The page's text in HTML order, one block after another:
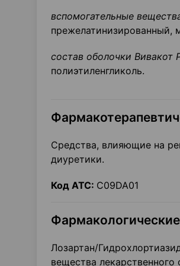
вспомогательные
прежелатинизированный,
состав оболочки Вивакот
полиэтиленгликоль.
Средства, влияющие на
диуретики.
Код АТС: C09DA01
Лозартан/
вещества лекарственного